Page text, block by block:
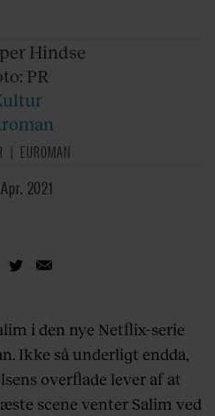
Hindse
PR
EUROMAN
Apr. 2021
i den nye Netflix-serie
Ikke så underligt endda,
overflade lever af at
scene venter Salim ved